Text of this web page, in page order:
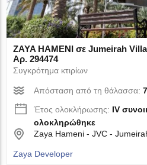
ZAYA HAMENI σε Jumeirah
Αρ. 294474
Συγκρότημα κτιρίων
Απόσταση από τη θάλασσα:
Έτος ολοκλήρωσης: IV
ολοκληρώθηκε
Zaya Hameni - JVC -
Zaya Developer